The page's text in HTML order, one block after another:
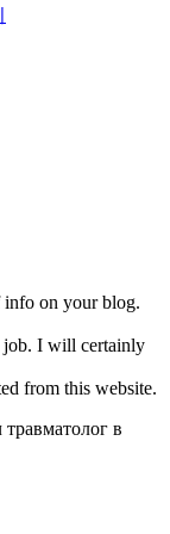
on your blog.
job. I will certainly
from this website.
в